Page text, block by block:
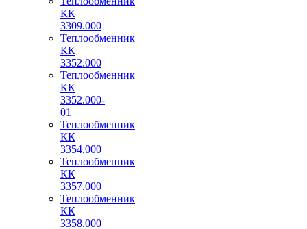
КК
3309.000
Теплообменник
КК
3352.000
Теплообменник
КК
3352.000-
01
Теплообменник
КК
3354.000
Теплообменник
КК
3357.000
Теплообменник
КК
3358.000